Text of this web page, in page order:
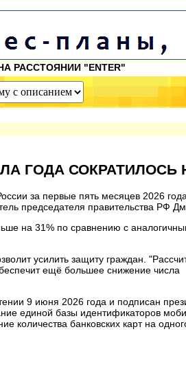
РАССТОЯНИИ "ENTER"
ГОДА СОКРАТИЛОСЬ
за первые пять месяцев 2026
председателя правительства РФ
на 31% по сравнению с
усилить защиту граждан.
ещё большее снижение числа
9 июня 2026 года и подписан
единой базы идентификаторов
количества банковских карт на